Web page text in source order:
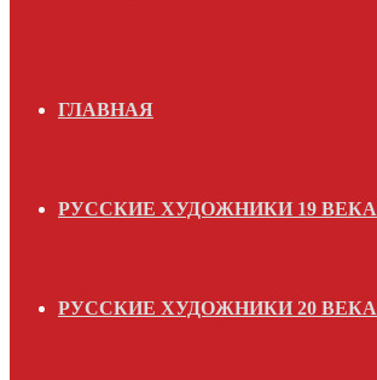
ГЛАВНАЯ
РУССКИЕ ХУДОЖНИКИ 19 ВЕКА
РУССКИЕ ХУДОЖНИКИ 20 ВЕКА